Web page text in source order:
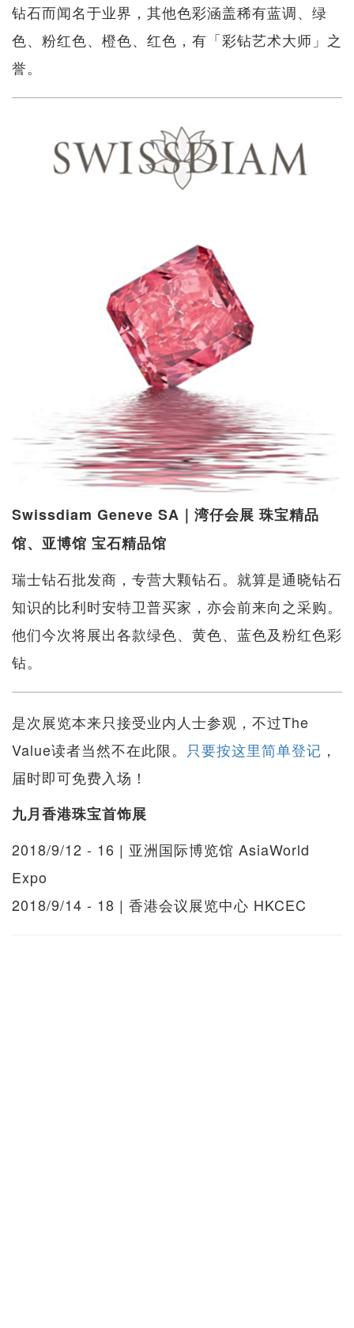
钻石而闻名于业界，其他色彩涵盖稀有蓝调、绿
色、粉红色、橙色、红色，有「彩钻艺术大师」之
誉。
Swissdiam Geneve SA｜湾仔会展 珠宝精品
馆、亚博馆 宝石精品馆
瑞士钻石批发商，专营大颗钻石。就算是通晓钻石
知识的比利时安特卫普买家，亦会前来向之采购。
他们今次将展出各款绿色、黄色、蓝色及粉红色彩
钻。
是次展览本来只接受业内人士参观，不过The
Value读者当然不在此限。
只要按这里简单登记 ，
届时即可免费入场！
九月香港珠宝首饰展
2018/9/12 - 16 | 亚洲国际博览馆 AsiaWorld
Expo
2018/9/14 - 18 | 香港会议展览中心 HKCEC